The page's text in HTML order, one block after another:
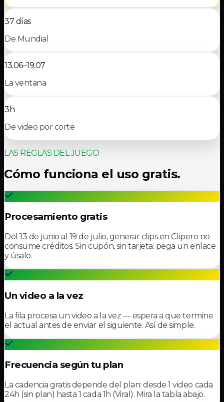
37 días
De Mundial
13.06–19.07
La ventana
3h
De video por corte
LAS REGLAS DEL JUEGO
Cómo funciona el uso gratis.
Procesamiento gratis
Del 13 de junio al 19 de julio, generar clips en Clipero no
consume créditos. Sin cupón, sin tarjeta: pega un enlace
y úsalo.
Un video a la vez
La fila procesa un video a la vez — espera a que termine
el actual antes de enviar el siguiente. Así de simple.
Frecuencia según tu plan
La cadencia gratis depende del plan: desde 1 video cada
24h (sin plan) hasta 1 cada 1h (Viral). Mira la tabla abajo.